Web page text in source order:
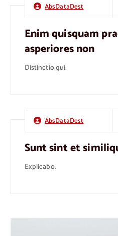
AbsDataDest
Enim quisquam
asperiores non
Distinctio qui.
AbsDataDest
Sunt sint et
Explicabo.